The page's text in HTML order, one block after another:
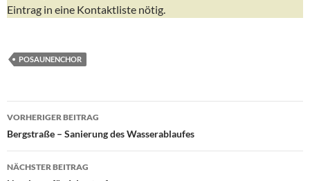
Eintrag in eine Kontaktliste nötig.
POSAUNENCHOR
Beitragsnavigation
VORHERIGER BEITRAG
Bergstraße – Sanierung des Wasserablaufes
NÄCHSTER BEITRAG